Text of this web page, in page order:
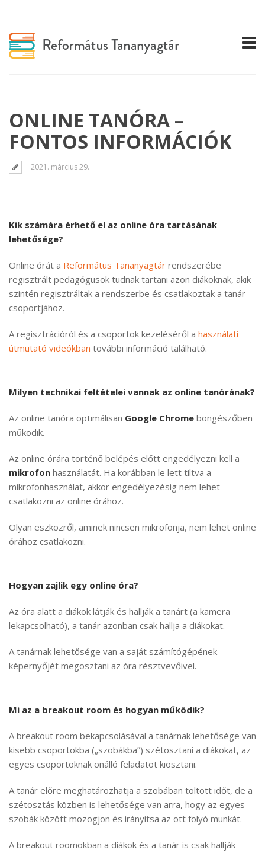
ONLINE TANÓRA –
FONTOS INFORMÁCIÓK
2021. március 29.
Kik számára érhető el az online óra tartásának
lehetősége?
Online órát a Református Tananyagtár rendszerébe
regisztrált pedagógusok tudnak tartani azon diákoknak, akik
szintén regisztráltak a rendszerbe és csatlakoztak a tanár
csoportjához.
A regisztrációról és a csoportok kezeléséről a használati
útmutató videókban további információ található.
Milyen technikai feltételei vannak az online tanórának?
Az online tanóra optimálisan Google Chrome böngészőben
működik.
Az online órára történő belépés előtt engedélyezni kell a
mikrofon használatát. Ha korábban le lett tiltva a
mikrofonhasználat, akkor engedélyezésig nem lehet
csatlakozni az online órához.
Olyan eszközről, aminek nincsen mikrofonja, nem lehet online
órához csatlakozni.
Hogyan zajlik egy online óra?
Az óra alatt a diákok látják és hallják a tanárt (a kamera
lekapcsolható), a tanár azonban csak hallja a diákokat.
A tanárnak lehetősége van a saját számítógépének
képernyőjét megosztani az óra résztvevőivel.
Mi az a breakout room és hogyan működik?
A breakout room bekapcsolásával a tanárnak lehetősége van
kisebb csoportokba („szobákba”) szétosztani a diákokat, az
egyes csoportoknak önálló feladatot kiosztani.
A tanár előre meghatározhatja a szobában töltött időt, de a
szétosztás közben is lehetősége van arra, hogy az egyes
szobák között mozogjon és irányítsa az ott folyó munkát.
A breakout roomokban a diákok és a tanár is csak hallják